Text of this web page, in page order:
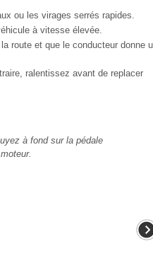
ou les virages serrés rapides.
à vitesse élevée.
route et que le conducteur donne
ralentissez avant de replacer
à fond sur la pédale